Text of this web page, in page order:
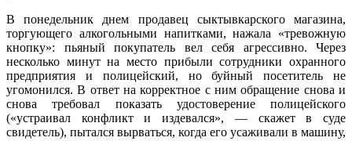
В понедельник днем продавец сыктывкарского магазина,
торгующего алкогольными напитками, нажала «тревожную
кнопку»: пьяный покупатель вел себя агрессивно. Через
несколько минут на место прибыли сотрудники охранного
предприятия и полицейский, но буйный посетитель не
угомонился. В ответ на корректное с ним обращение снова и
снова требовал показать удостоверение полицейского
(«устраивал конфликт и издевался», — скажет в суде
свидетель), пытался вырваться, когда его усаживали в машину,